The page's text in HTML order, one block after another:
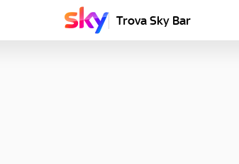
Trova Sky Bar